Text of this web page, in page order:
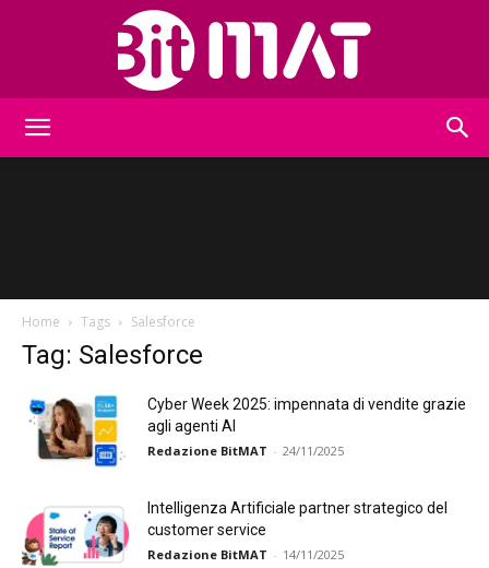
Home Tags Salesforce
Tag: Salesforce
Cyber Week 2025: impennata di vendite grazie
agli agenti AI
Redazione BitMAT - 24/11/2025
Intelligenza Artificiale partner strategico del
customer service
Redazione BitMAT - 14/11/2025